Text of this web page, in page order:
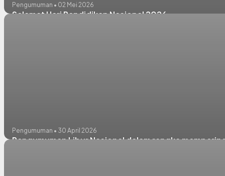
Pengumuman • 02 Mei 2026
Selamat Hari Pendidikan Nasional 2026
Pengumuman • 30 April 2026
Pengumuman Libur Nasional dalam rangka